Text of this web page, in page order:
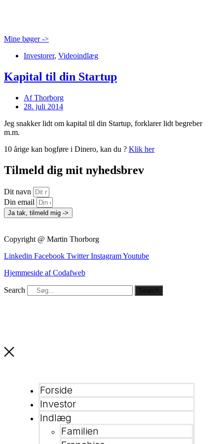
Mine bøger ->
Investorer, Videoindlæg
Kapital til din Startup
AfThorborg
28. juli 2014
Jeg snakker lidt om kapital til din Startup, forklarer lidt begreber
m.m.
10 årige kan bogføre i Dinero, kan du ? Klik her
Tilmeld dig mit nyhedsbrev
Dit navn
Din email
Ja tak, tilmeld mig ->
Copyright @ Martin Thorborg
Linkedin Facebook Twitter InstagramYoutube
Hjemmeside af Codafweb
Search Search
Forside
Investor
Indlæg
Familien